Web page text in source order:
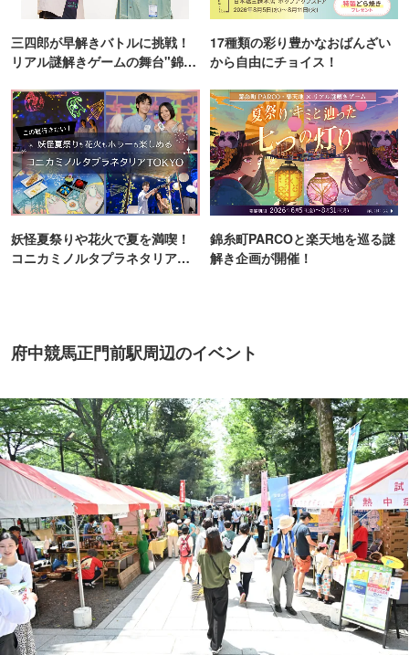
三四郎が早解きバトルに挑戦！
リアル謎解きゲームの舞台"錦糸
17種類の彩り豊かなおばんざい
から自由にチョイス！
妖怪夏祭りや花火で夏を満喫！
コニカミノルタプラネタリア
錦糸町PARCOと楽天地を巡る謎
解き企画が開催！
府中競馬正門前駅周辺のイベント